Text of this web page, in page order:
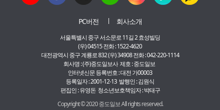
PC버전 회사소개
서울특별시 중구 서소문로 11길 2 효성빌딩
(우) 04515 전화 : 1522-4620
대전광역시 중구 계룡로 832 (우) 34908 전화 : 042-220-1114
회사명 : (주)중도일보사 제호 : 중도일보
인터넷신문 등록번호 : 대전 가00003
등록일자 : 2001-12-13 발행인 : 김원식
편집인 : 유영돈 청소년보호책임자 : 박태구
Copyright © 2020 중도일보 All rights reserved.